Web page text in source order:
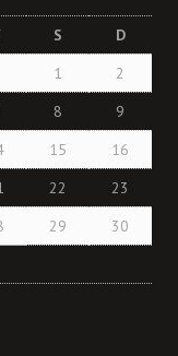
S D
1
2
8
9
15
16
22
23
29
30